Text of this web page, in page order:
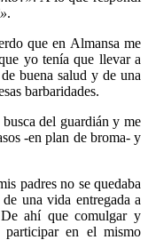
.
que en Almansa me
yo tenía que llevar a
buena salud y de una
barbaridades.
del guardián y me
-en plan de broma- y
padres no se quedaba
una vida entregada a
ahí que comulgar y
participar en el mismo